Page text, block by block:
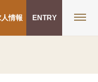
情報 ENTRY